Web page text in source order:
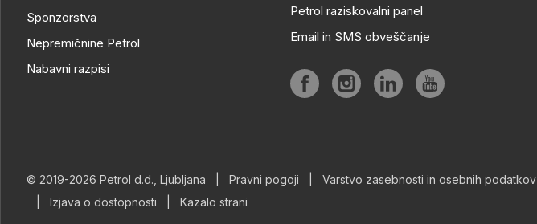
Sponzorstva
Nepremičnine Petrol
Nabavni razpisi
Petrol raziskovalni panel
Email in SMS obveščanje
© 2019-2026 Petrol d.d., Ljubljana Pravni pogoji Varstvo zasebnosti in osebnih podatkov
Izjava o dostopnosti Kazalo strani